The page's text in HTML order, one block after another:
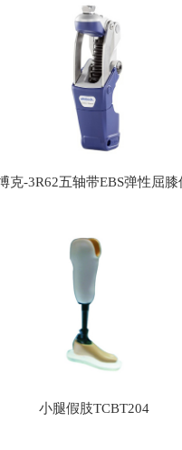
克-3R62五轴带EBS弹性屈膝
小腿假肢TCBT204